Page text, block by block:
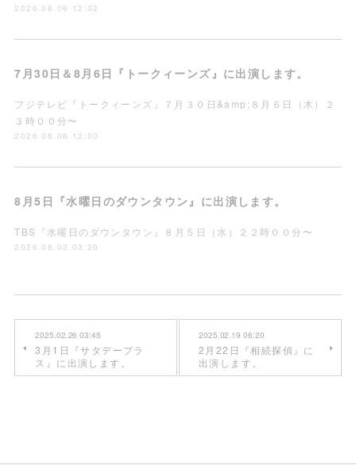
2026.08.06 12:02
7月30日＆8月6日『トークィーンズ』に出演します。
フジテレビ『トークィーンズ』７月３０日&amp;８月６日（木）２
３時００分〜
2026.08.06 12:00
8月5日『水曜日のダウンタウン』に出演します。
TBS『水曜日のダウンタウン』８月５日（水）２２時００分〜
2026.08.02 03:20
2025.02.26 03:45
3月1日『サタデープラ
ス』に出演します。
2025.02.19 06:20
2月22日『相続探偵』に
出演します。